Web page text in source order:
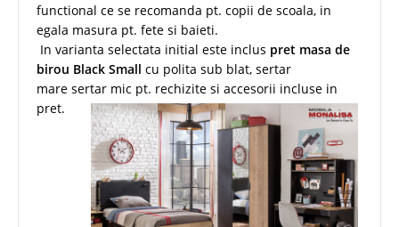
functional ce se recomanda pt. copii de scoala, in
egala masura pt. fete si baieti.
In varianta selectata initial este inclus pret masa de
birou Black Small cu polita sub blat, sertar
mare sertar mic pt. rechizite si accesorii incluse in
pret.